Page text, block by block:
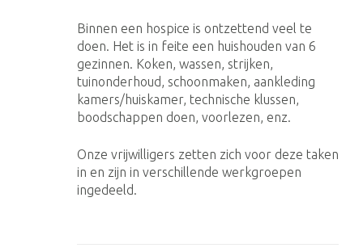
Binnen een hospice is ontzettend veel te
doen. Het is in feite een huishouden van 6
gezinnen. Koken, wassen, strijken,
tuinonderhoud, schoonmaken, aankleding
kamers/huiskamer, technische klussen,
boodschappen doen, voorlezen, enz.
Onze vrijwilligers zetten zich voor deze taken
in en zijn in verschillende werkgroepen
ingedeeld.